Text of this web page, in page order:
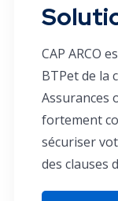
CAP ARCO
BTPet de la
Assurances
fortement
sécuriser
des clauses